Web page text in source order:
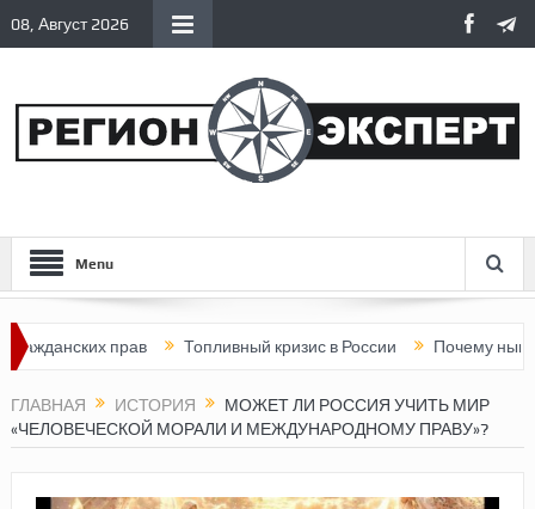
08, Август 2026
Menu
прав Топливный кризис в России Почему нынешняя
ГЛАВНАЯ ИСТОРИЯ
МОЖЕТ ЛИ РОССИЯ УЧИТЬ МИР
«ЧЕЛОВЕЧЕСКОЙ МОРАЛИ И МЕЖДУНАРОДНОМУ ПРАВУ»?